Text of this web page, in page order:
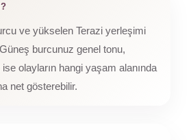
ve yükselen Terazi yerleşimi
Güneş burcunuz genel tonu,
olayların hangi yaşam alanında
net gösterebilir.